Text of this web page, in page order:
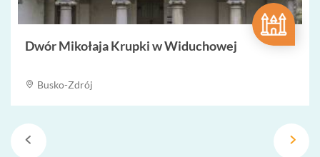
Dwór Mikołaja Krupki w Widuchowej
Busko-Zdrój